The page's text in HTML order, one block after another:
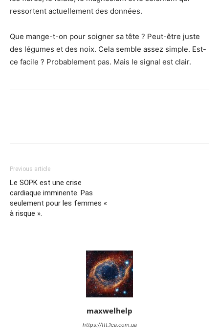
ressortent actuellement des données.
Que mange-t-on pour soigner sa tête ? Peut-être juste
des légumes et des noix. Cela semble assez simple. Est-
ce facile ? Probablement pas. Mais le signal est clair.
Previous article
Le SOPK est une crise
cardiaque imminente. Pas
seulement pour les femmes «
à risque ».
maxwelhelp
https://ttt.1ca.com.ua